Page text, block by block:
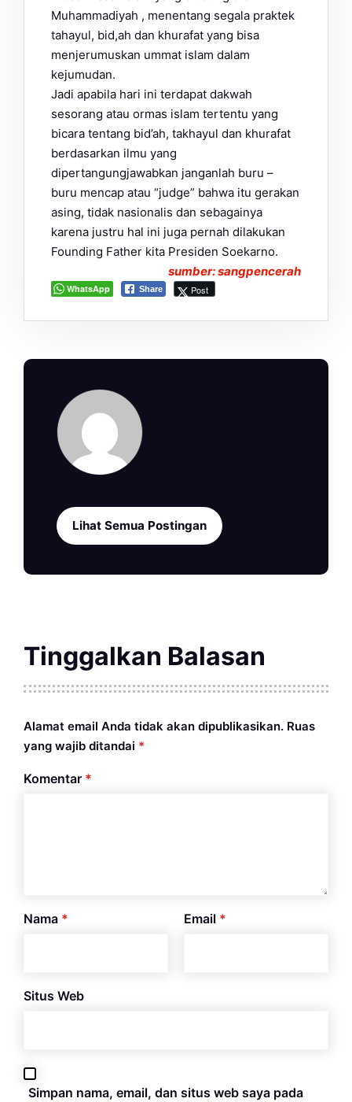
Muhammadiyah , menentang segala praktek
tahayul, bid,ah dan khurafat yang bisa
menjerumuskan ummat islam dalam
kejumudan.
Jadi apabila hari ini terdapat dakwah
sesorang atau ormas islam tertentu yang
bicara tentang bid’ah, takhayul dan khurafat
berdasarkan ilmu yang
dipertangungjawabkan janganlah buru –
buru mencap atau “judge” bahwa itu gerakan
asing, tidak nasionalis dan sebagainya
karena justru hal ini juga pernah dilakukan
Founding Father kita Presiden Soekarno.
sumber: sangpencerah
WhatsApp Share Post
Lihat Semua Postingan
Tinggalkan Balasan
Alamat email Anda tidak akan dipublikasikan. Ruas
yang wajib ditandai *
Komentar *
Nama * Email *
Situs Web
Simpan nama, email, dan situs web saya pada